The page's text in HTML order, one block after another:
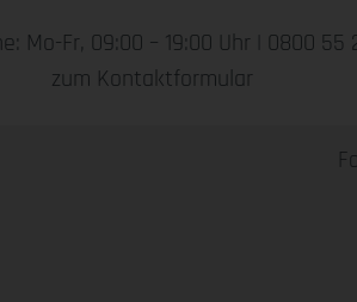
Mo-Fr, 09:00 – 19:00 Uhr | 0800 55
zum Kontaktformular